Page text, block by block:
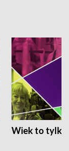
Wiek to tylko